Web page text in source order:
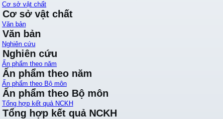
Cơ sở vật chất
Cơ sở vật chất
Văn bản
Văn bản
Nghiên cứu
Nghiên cứu
Ấn phẩm theo năm
Ấn phẩm theo năm
Ấn phẩm theo Bộ môn
Ấn phẩm theo Bộ môn
Tổng hợp kết quả NCKH
Tổng hợp kết quả NCKH